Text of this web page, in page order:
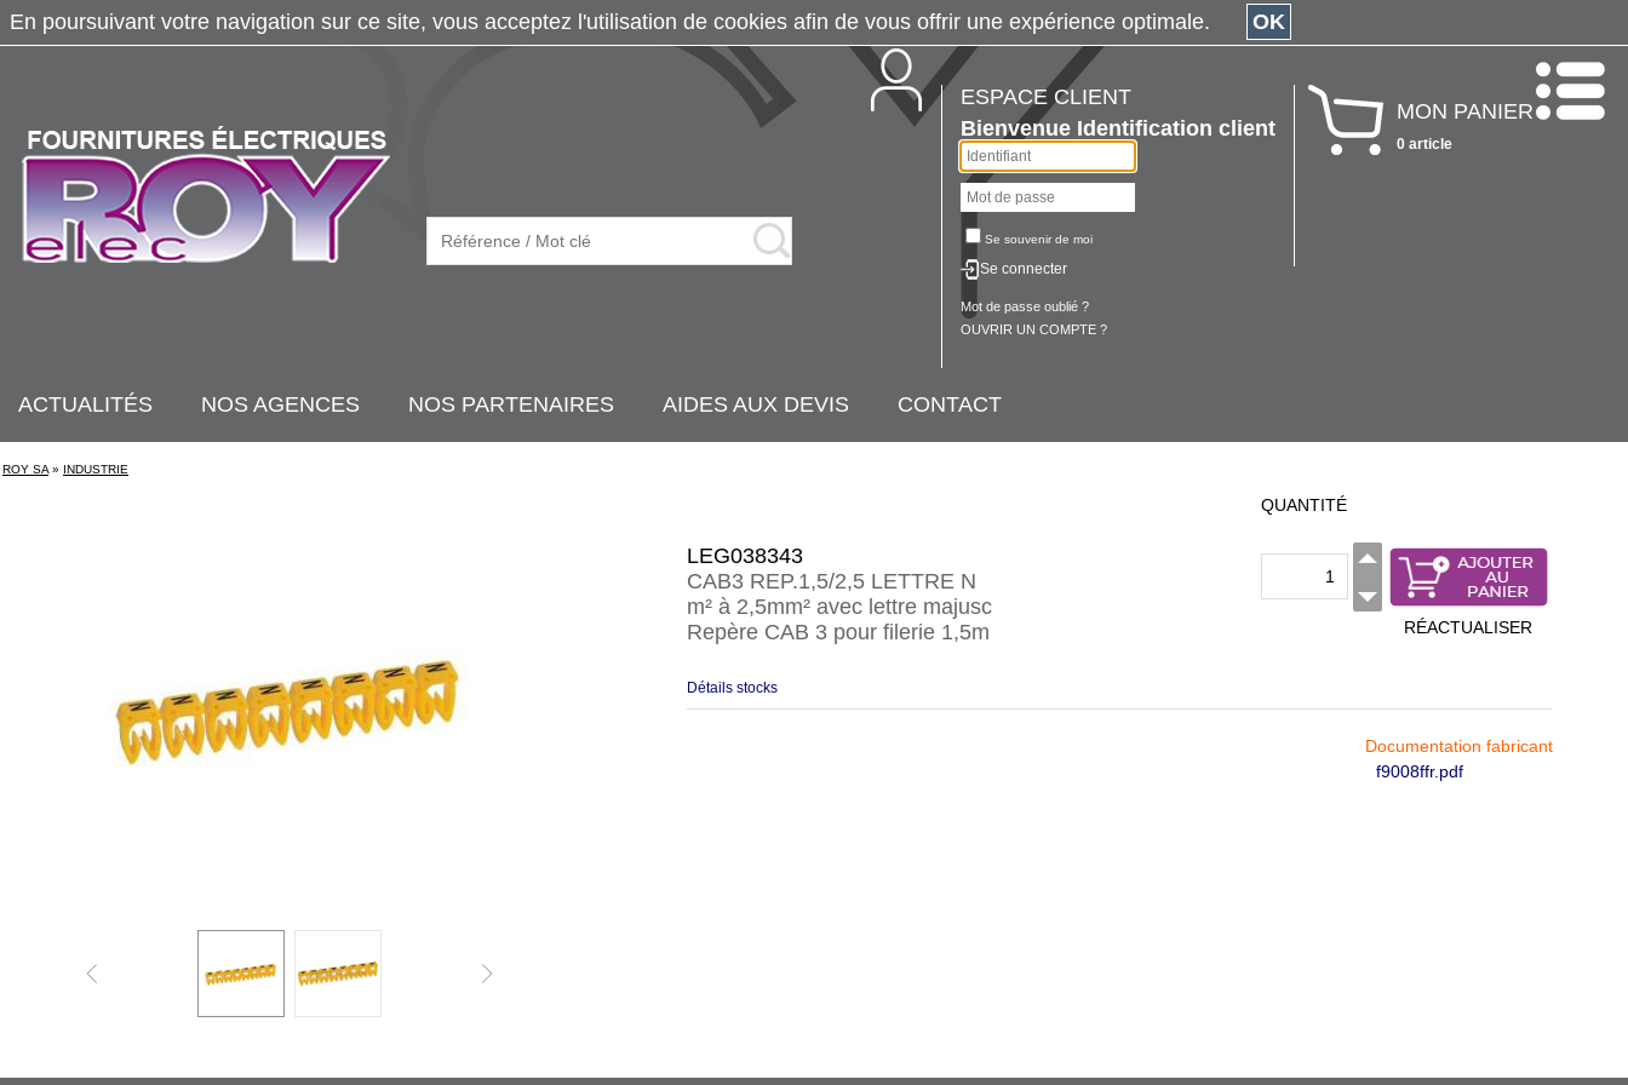
ESPACE CLIENT
Bienvenue Identification client
Se souvenir de moi
Se connecter
Mot de passe oublié ?
OUVRIR UN COMPTE ?
MON PANIER
0 article
ACTUALITÉS NOS AGENCES NOS PARTENAIRES AIDES AUX DEVIS CONTACT
ROY SA » INDUSTRIE
LEG038343
CAB3 REP.1,5/2,5 LETTRE N
m² à 2,5mm² avec lettre majusc
Repère CAB 3 pour filerie 1,5m
QUANTITÉ
RÉACTUALISER
Détails stocks
Documentation fabricant
f9008ffr.pdf
En poursuivant votre navigation sur ce site, vous acceptez l'utilisation de cookies afin de vous offrir une expérience optimale. OK